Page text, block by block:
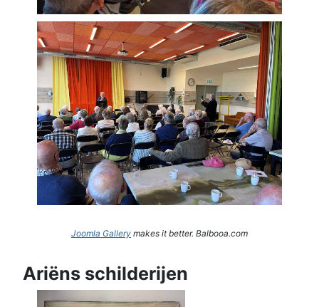
Joomla Gallery makes it better. Balbooa.com
Ariëns schilderijen